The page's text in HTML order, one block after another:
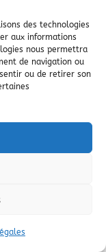
des technologies
aux informations
nous permettra
de navigation ou
ou de retirer son
sein du
»). Ce
telles
l’heure